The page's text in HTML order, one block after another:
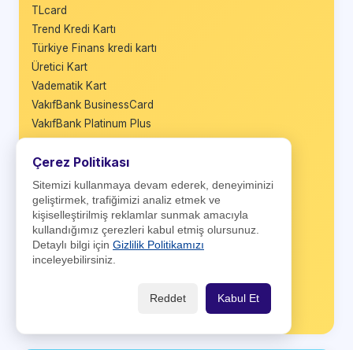
TLcard
Trend Kredi Kartı
Türkiye Finans kredi kartı
Üretici Kart
Vadematik Kart
VakıfBank BusinessCard
VakıfBank Platinum Plus
Vakıfbank TercihKart
VakıfBank Worldcard
Wings
Wings Black
Wings Business
Wings Private
World Business
Çerez Politikası
Sitemizi kullanmaya devam ederek, deneyiminizi
geliştirmek, trafiğimizi analiz etmek ve
kişiselleştirilmiş reklamlar sunmak amacıyla
kullandığımız çerezleri kabul etmiş olursunuz.
Detaylı bilgi için Gizlilik Politikamızı
inceleyebilirsiniz.
Reddet Kabul Et